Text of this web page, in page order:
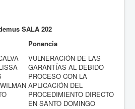
SALA 202
Ponencia
VULNERACIÓN DE LAS
GARANTÍAS AL DEBIDO
PROCESO CON LA
APLICACIÓN DEL
PROCEDIMIENTO DIRECTO
EN SANTO DOMINGO